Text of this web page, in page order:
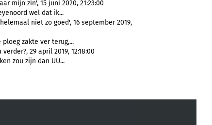
mijn zin', 15 juni 2020, 21:23:00
wel dat ik...
niet zo goed', 16 september 2019,
ploeg zakte ver terug,...
29 april 2019, 12:18:00
zou zijn dan UU...